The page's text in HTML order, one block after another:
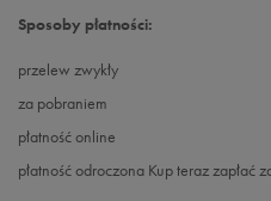
Sposoby płatności:
przelew zwykły
za pobraniem
płatność online
płatność odroczona Kup teraz zapłać